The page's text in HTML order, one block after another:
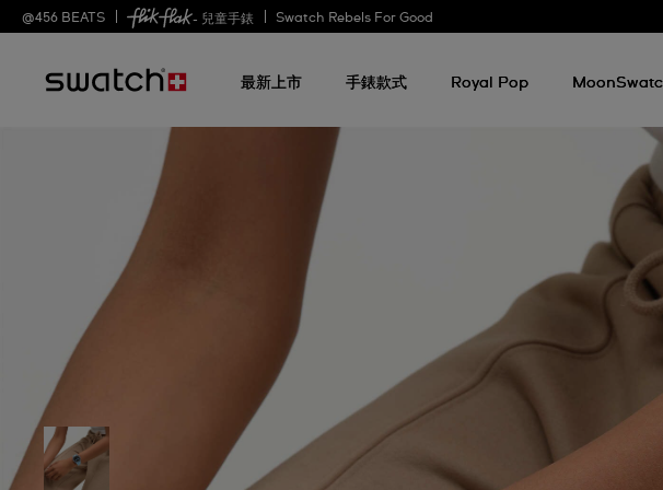
@456 BEATS - 兒童手錶 Swatch Rebels For Good
最新上市 手錶款式 Royal Pop